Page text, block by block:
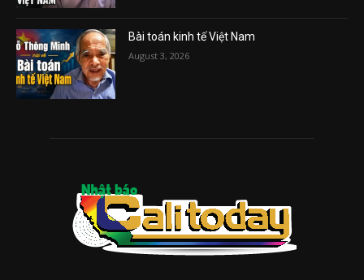
Bài toán kinh tế Việt Nam
August 3, 2026